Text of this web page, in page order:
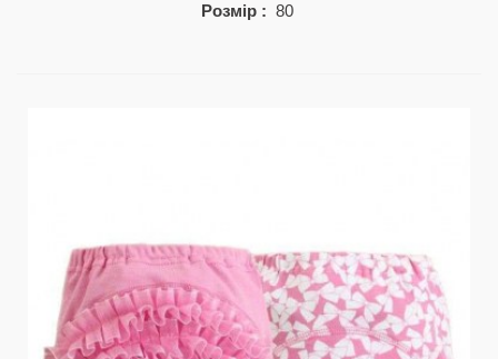
Розмір : 80